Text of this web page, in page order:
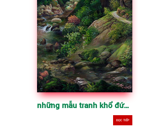
những mẫu tranh khổ đứng, tranh vẽ đẹp – KDT
ĐỌC TIẾP